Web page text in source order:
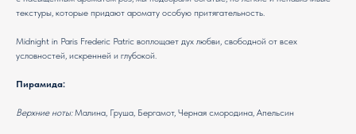
текстуры, которые придают аромату особую притягательность.
Midnight in Paris Frederic Patric воплощает дух любви, свободной от всех
условностей, искренней и глубокой.
Пирамида:
Верхние ноты:Малина, Груша, Бергамот, Черная смородина, Апельсин